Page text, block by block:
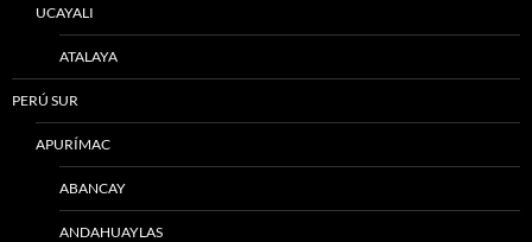
UCAYALI
ATALAYA
PERÚ SUR
APURÍMAC
ABANCAY
ANDAHUAYLAS